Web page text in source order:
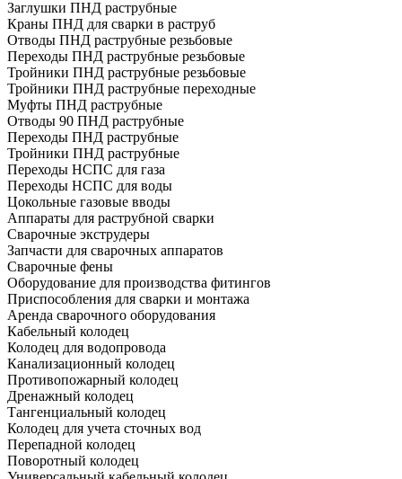
Заглушки ПНД раструбные
Краны ПНД для сварки в раструб
Отводы ПНД раструбные резьбовые
Переходы ПНД раструбные резьбовые
Тройники ПНД раструбные резьбовые
Тройники ПНД раструбные переходные
Муфты ПНД раструбные
Отводы 90 ПНД раструбные
Переходы ПНД раструбные
Тройники ПНД раструбные
Переходы НСПС для газа
Переходы НСПС для воды
Цокольные газовые вводы
Аппараты для раструбной сварки
Сварочные экструдеры
Запчасти для сварочных аппаратов
Сварочные фены
Оборудование для производства фитингов
Приспособления для сварки и монтажа
Аренда сварочного оборудования
Кабельный колодец
Колодец для водопровода
Канализационный колодец
Противопожарный колодец
Дренажный колодец
Тангенциальный колодец
Колодец для учета сточных вод
Перепадной колодец
Поворотный колодец